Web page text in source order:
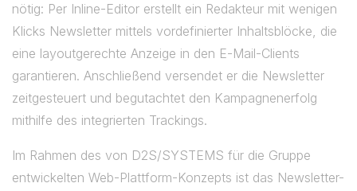
nötig: Per Inline-Editor erstellt ein Redakteur mit wenigen
Klicks Newsletter mittels vordefinierter Inhaltsblöcke, die
eine layoutgerechte Anzeige in den E-Mail-Clients
garantieren. Anschließend versendet er die Newsletter
zeitgesteuert und begutachtet den Kampagnenerfolg
mithilfe des integrierten Trackings.
Im Rahmen des von D2S/SYSTEMS für die Gruppe
entwickelten Web-Plattform-Konzepts ist das Newsletter-